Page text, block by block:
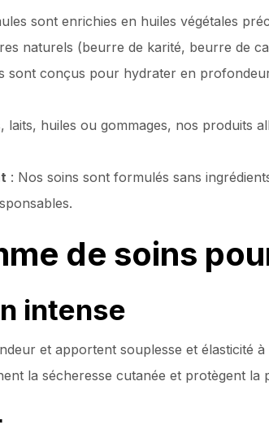
sont enrichies en huiles végétales
naturels (beurre de karité, beurre de
sont conçus pour hydrater en
laits, huiles ou gommages, nos produits
: Nos soins sont formulés sans
de soins
intense
et apportent souplesse et élasticité à
la sécheresse cutanée et protègent la